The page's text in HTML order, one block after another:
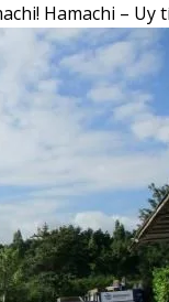
Hamachi –